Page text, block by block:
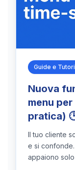
Guide e
Nuova
menu
pratica)
Il tuo cliente
e si
appaiono